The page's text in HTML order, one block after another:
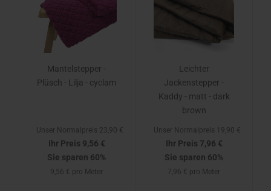
Mantelstepper -
Plüsch - Lilja - cyclam
Unser Normalpreis 23,90 €
Ihr Preis 9,56 €
Sie sparen 60%
9,56 € pro Meter
Leichter
Jackenstepper -
Kaddy - matt - dark
brown
Unser Normalpreis 19,90 €
Ihr Preis 7,96 €
Sie sparen 60%
7,96 € pro Meter